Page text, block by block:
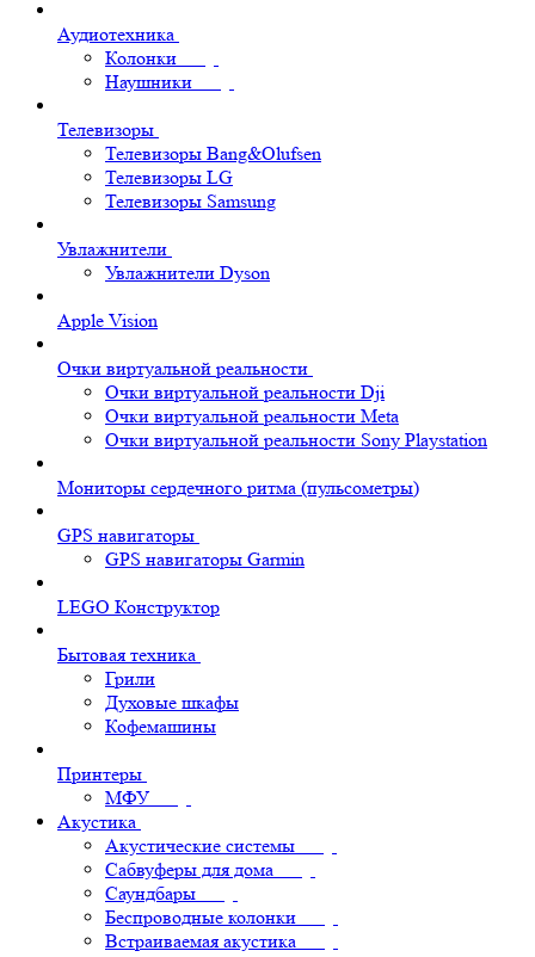
Аудиотехника
Колонки
Наушники
Телевизоры
Телевизоры Bang&Olufsen
Телевизоры LG
Телевизоры Samsung
Увлажнители
Увлажнители Dyson
Apple Vision
Очки виртуальной реальности
Очки виртуальной реальности Dji
Очки виртуальной реальности Meta
Очки виртуальной реальности Sony Playstation
Мониторы сердечного ритма (пульсометры)
GPS навигаторы
GPS навигаторы Garmin
LEGO Конструктор
Бытовая техника
Грили
Духовые шкафы
Кофемашины
Принтеры
МФУ
Акустика
Акустические системы
Сабвуферы для дома
Саундбары
Беспроводные колонки
Встраиваемая акустика